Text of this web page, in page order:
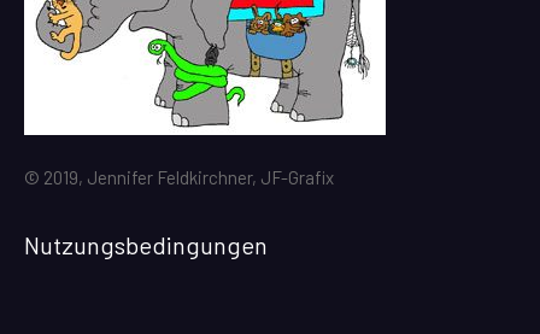
© 2019, Jennifer Feldkirchner, JF-Grafix
Nutzungsbedingungen